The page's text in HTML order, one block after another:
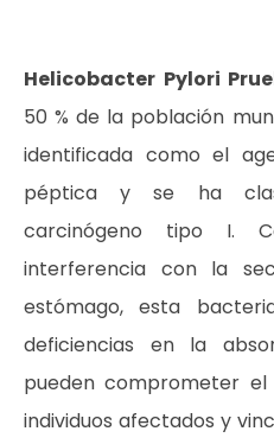
Helicobacter Pylori
50 % de la población
identificada como el
péptica y se ha
carcinógeno tipo I.
interferencia con la
estómago, esta
deficiencias en la
pueden comprometer
individuos afectados y